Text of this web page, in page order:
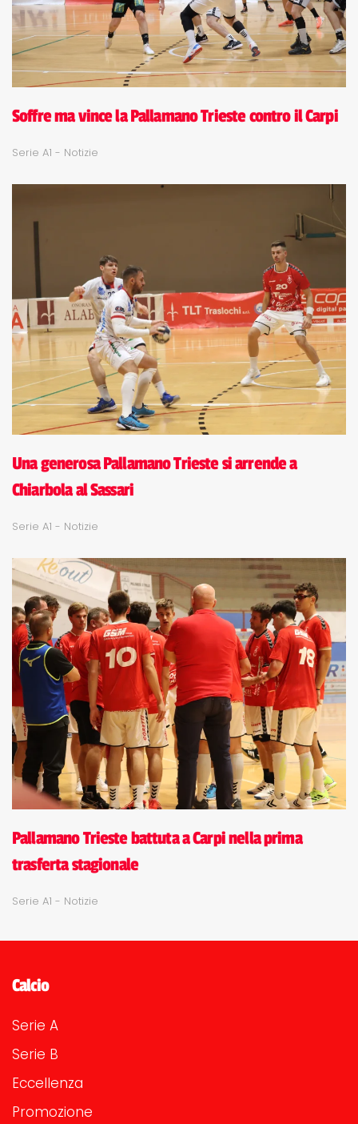
Soffre ma vince la Pallamano Trieste contro il Carpi
Serie A1 - Notizie
Una generosa Pallamano Trieste si arrende a
Chiarbola al Sassari
Serie A1 - Notizie
Pallamano Trieste battuta a Carpi nella prima
trasferta stagionale
Serie A1 - Notizie
Calcio
Serie A
Serie B
Eccellenza
Promozione